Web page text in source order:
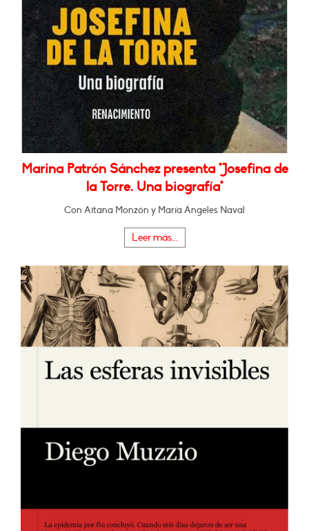
Marina Patrón Sánchez presenta "Josefina de
la Torre. Una biografía"
Con Aitana Monzón y María Ángeles Naval
Leer más...